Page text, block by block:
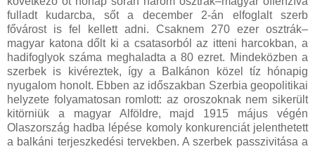
fulladt kudarcba, sőt a december 2-án elfoglalt szerb
fővárost is fel kellett adni. Csaknem 270 ezer osztrák–
magyar katona dőlt ki a csatasorból az itteni harcokban, a
hadifoglyok száma meghaladta a 80 ezret. Mindeközben a
szerbek is kivéreztek, így a Balkánon közel tíz hónapig
nyugalom honolt. Ebben az időszakban Szerbia geopolitikai
helyzete folyamatosan romlott: az oroszoknak nem sikerült
kitörniük a magyar Alföldre, majd 1915 május végén
Olaszország hadba lépése komoly konkurenciát jelenthetett
a balkáni terjeszkedési tervekben. A szerbek passzivitása a